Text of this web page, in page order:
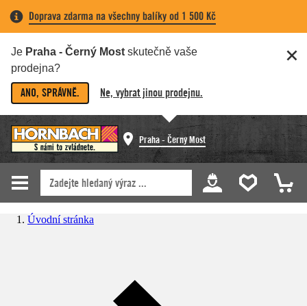
Doprava zdarma na všechny balíky od 1 500 Kč
Je Praha - Černý Most skutečně vaše
prodejna?
ANO, SPRÁVNĚ. Ne, vybrat jinou prodejnu.
Praha - Černý Most
Úvodní stránka